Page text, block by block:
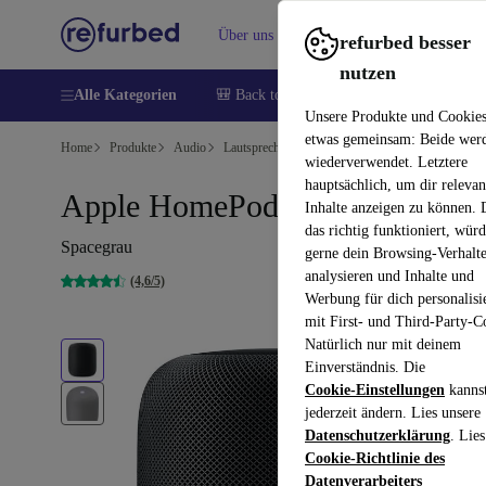
refurbed besser
nutzen
Unsere Produkte und
etwas gemeinsam: Beide
wiederverwendet. Letztere
hauptsächlich, um dir
Inhalte anzeigen zu können.
das richtig funktioniert,
gerne dein Browsing-
analysieren und Inhalte und
Werbung für dich
mit First- und Third-Party-
Natürlich nur mit deinem
Einverständnis. Die
Cookie-Einstellungen
jederzeit ändern. Lies unsere
Datenschutzerklärung.
Cookie-Richtlinie des
Datenverarbeiters
Über uns Verkaufen Hilfe
Alle Kategorien 🎒 Back to school
Home Produkte Audio Lautsprecher
Apple HomePod 1. Generation
Spacegrau
(4,6/5)